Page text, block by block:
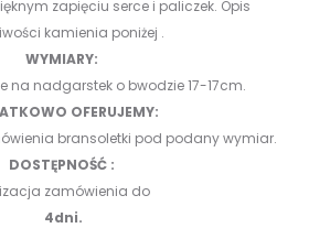
zapięciu serce i paliczek. Opis
kamienia poniżej .
WYMIARY:
na nadgarstek o bwodzie 17-17cm.
OFERUJEMY:
bransoletki pod podany wymiar.
DOSTĘPNOŚĆ :
zamówienia do
4dni.